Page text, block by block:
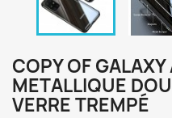
COPY OF
METALLIQUE
VERRE TREMPÉ